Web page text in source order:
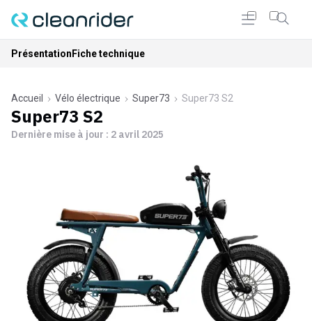
Présentation Fiche technique
Accueil Vélo électrique Super73 Super73 S2
Super73 S2
Dernière mise à jour : 2 avril 2025